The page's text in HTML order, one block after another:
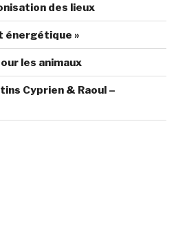
des lieux
énergétique »
les animaux
Cyprien & Raoul –